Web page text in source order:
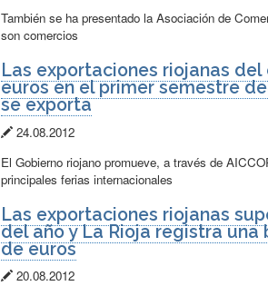
de
publicación:
También se ha presentado la Asociación de
son comercios
Las exportaciones riojanas
euros en el primer semestre
se exporta
Fecha
de
publicación:
24.08.2012
El Gobierno riojano promueve, a través de
principales ferias internacionales
Las exportaciones riojanas
del año y La Rioja registra
de euros
Fecha
20.08.2012